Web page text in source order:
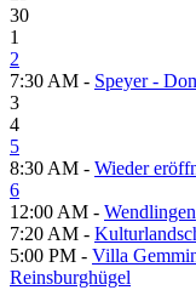
30
1
2
7:30 AM - Speyer -
3
4
5
8:30 AM - Wieder
6
12:00 AM - Wendlingen
7:20 AM -
5:00 PM - Villa
Reinsburghügel